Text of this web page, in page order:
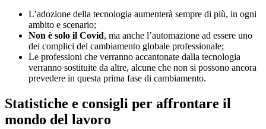
L’adozione della tecnologia aumenterà sempre di più, in ogni
ambito e scenario;
Non è solo il Covid, ma anche l’automazione ad essere uno
dei complici del cambiamento globale professionale;
Le professioni che verranno accantonate dalla tecnologia
verranno sostituite da altre, alcune che non si possono ancora
prevedere in questa prima fase di cambiamento.
Statistiche e consigli per affrontare il
mondo del lavoro